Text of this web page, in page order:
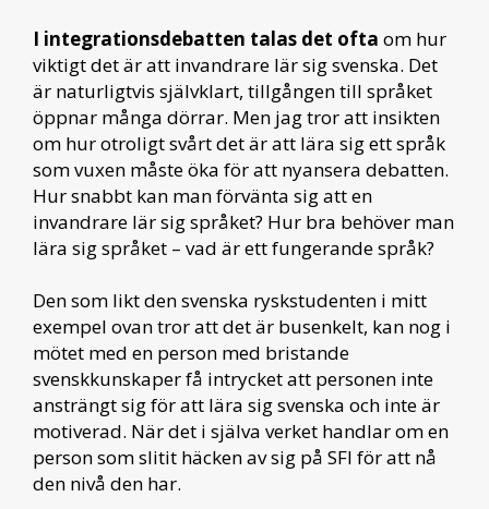
I integrationsdebatten talas det ofta om hur
viktigt det är att invandrare lär sig svenska. Det
är naturligtvis självklart, tillgången till språket
öppnar många dörrar. Men jag tror att insikten
om hur otroligt svårt det är att lära sig ett språk
som vuxen måste öka för att nyansera debatten.
Hur snabbt kan man förvänta sig att en
invandrare lär sig språket? Hur bra behöver man
lära sig språket – vad är ett fungerande språk?
Den som likt den svenska ryskstudenten i mitt
exempel ovan tror att det är busenkelt, kan nog i
mötet med en person med bristande
svenskkunskaper få intrycket att personen inte
ansträngt sig för att lära sig svenska och inte är
motiverad. När det i själva verket handlar om en
person som slitit häcken av sig på SFI för att nå
den nivå den har.